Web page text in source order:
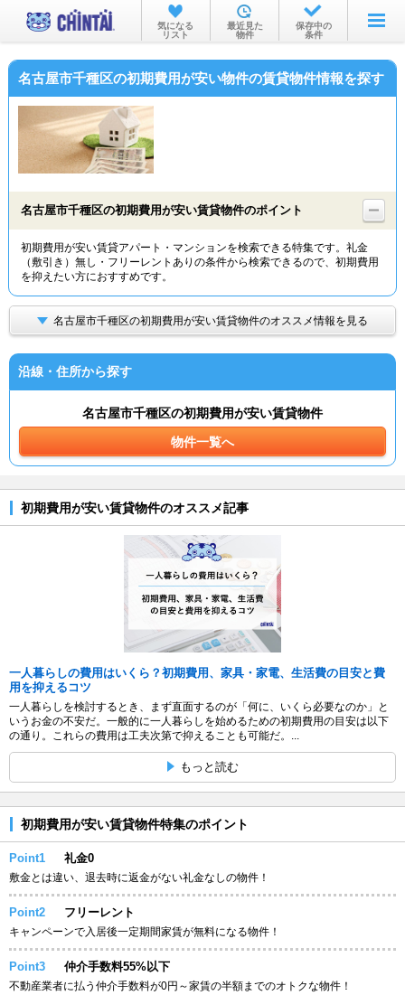
お部屋を探す
沿線・駅から
物件特集から
TOP
気になる
リスト
最近見た
物件
保存中の
条件
名古屋市千種区の初期費用が安い物件の賃貸物件情報を探す
名古屋市千種区の初期費用が安い賃貸物件のポイント
初期費用が安い賃貸アパート・マンションを検索できる特集です。礼金
（敷引き）無し・フリーレントありの条件から検索できるので、初期費用
を抑えたい方におすすめです。
名古屋市千種区の初期費用が安い賃貸物件のオススメ情報を見る
沿線・住所から探す
名古屋市千種区の初期費用が安い賃貸物件
物件一覧へ
初期費用が安い賃貸物件のオススメ記事
一人暮らしの費用はいくら？初期費用、家具・家電、生活費の目安と費
用を抑えるコツ
一人暮らしを検討するとき、まず直面するのが「何に、いくら必要なのか」と
いうお金の不安だ。一般的に一人暮らしを始めるための初期費用の目安は以下
の通り。これらの費用は工夫次第で抑えることも可能だ。...
もっと読む
初期費用が安い賃貸物件特集のポイント
Point1 礼金0
敷金とは違い、退去時に返金がない礼金なしの物件！
Point2 フリーレント
キャンペーンで入居後一定期間家賃が無料になる物件！
Point3 仲介手数料55%以下
不動産業者に払う仲介手数料が0円～家賃の半額までのオトクな物件！